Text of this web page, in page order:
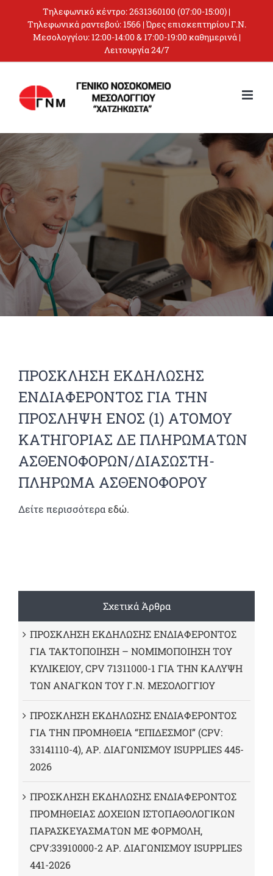
content
Τηλεφωνικό κέντρο:2631360100(07:00-15:00) |
Τηλεφωνικά ραντεβού:1566| Ώρες επισκεπτηρίου Γ.Ν.
Μεσολογγίου: 12:00-14:00 & 17:00-19:00 καθημερινά |
Λειτουργία 24/7
ΠΡΟΣΚΛΗΣΗ ΕΚΔΗΛΩΣΗΣ
ΕΝΔΙΑΦΕΡΟΝΤΟΣ ΓΙΑ ΤΗΝ
ΠΡΟΣΛΗΨΗ ΕΝΟΣ (1) ΑΤΟΜΟΥ
ΚΑΤΗΓΟΡΙΑΣ ΔΕ ΠΛΗΡΩΜΑΤΩΝ
ΑΣΘΕΝΟΦΟΡΩΝ/ΔΙΑΣΩΣΤΗ-
ΠΛΗΡΩΜΑ ΑΣΘΕΝΟΦΟΡΟΥ
Δείτε περισσότεραεδώ.
Σχετικά Άρθρα
ΠΡΟΣΚΛΗΣΗ ΕΚΔΗΛΩΣΗΣ ΕΝΔΙΑΦΕΡΟΝΤΟΣ
ΓΙΑ ΤΑΚΤΟΠΟΙΗΣΗ – ΝΟΜΙΜΟΠΟΙΗΣΗ ΤΟΥ
ΚΥΛΙΚΕΙΟΥ, CPV 71311000-1 ΓΙΑ ΤΗΝ ΚΑΛΥΨΗ
ΤΩΝ ΑΝΑΓΚΩΝ ΤΟΥ Γ.Ν. ΜΕΣΟΛΟΓΓΙΟΥ
ΠΡΟΣΚΛΗΣΗ ΕΚΔΗΛΩΣΗΣ ΕΝΔΙΑΦΕΡΟΝΤΟΣ
ΓΙΑ ΤΗΝ ΠΡΟΜΗΘΕΙΑ “ΕΠΙΔΕΣΜΟΙ” (CPV:
33141110-4), ΑΡ. ΔΙΑΓΩΝΙΣΜΟΥ ISUPPLIES 445-
2026
ΠΡΟΣΚΛΗΣΗ ΕΚΔΗΛΩΣΗΣ ΕΝΔΙΑΦΕΡΟΝΤΟΣ
ΠΡΟΜΗΘΕΙΑΣ ΔΟΧΕΙΩΝ ΙΣΤΟΠΑΘΟΛΟΓΙΚΩΝ
ΠΑΡΑΣΚΕΥΑΣΜΑΤΩΝ ΜΕ ΦΟΡΜΟΛΗ,
CPV:33910000-2 ΑΡ. ΔΙΑΓΩΝΙΣΜΟΥ ΙSUPPLIES
441-2026